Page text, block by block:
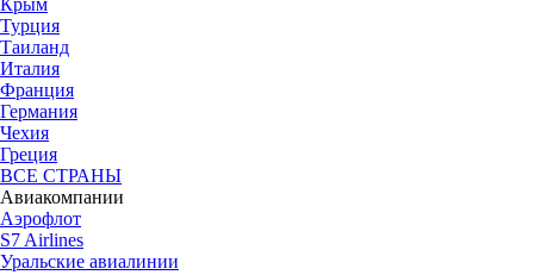
Турция
Таиланд
Италия
Франция
Германия
Чехия
Греция
ВСЕ СТРАНЫ
Авиакомпании
Аэрофлот
S7 Airlines
Уральские авиалинии